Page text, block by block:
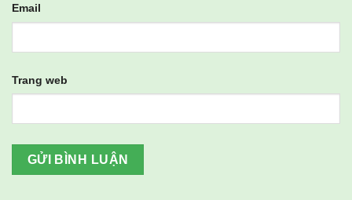
Email
Trang web